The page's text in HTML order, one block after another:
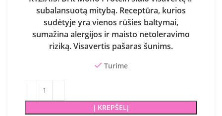
subalansuotą mitybą. Receptūra, kurios
sudėtyje yra vienos rūšies baltymai,
sumažina alergijos ir maisto netoleravimo
riziką. Visavertis pašaras šunims.
Turime
Į KREPŠELĮ